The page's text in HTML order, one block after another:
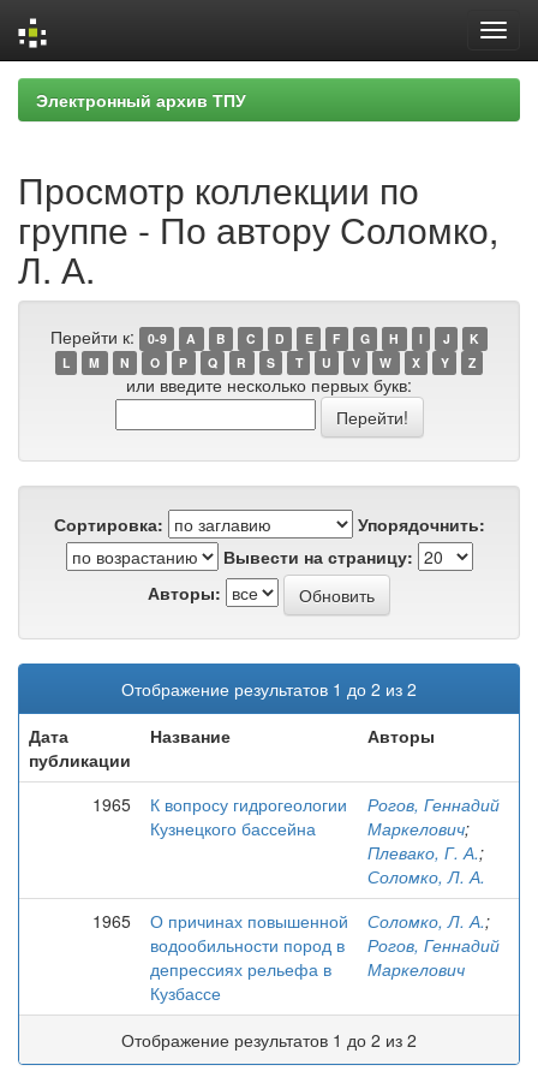
Skip
navigation
Электронный архив ТПУ
Просмотр коллекции по
группе - По автору Соломко,
Л. А.
Перейти к: 0-9 A B C D E F G H I J
K
L
M N O P Q R S T U V W X Y Z
или введите несколько первых букв:
Сортировка:
Упорядочнить:
Вывести на страницу:
Авторы:
Отображение результатов 1 до 2 из 2
Дата
публикации
Название Авторы
1965
К вопросу гидрогеологии
Кузнецкого бассейна
Рогов, Геннадий
Маркелович;
Плевако, Г. А.;
Соломко, Л. А.
1965
О причинах повышенной
водообильности пород в
депрессиях рельефа в
Кузбассе
Соломко, Л. А.;
Рогов, Геннадий
Маркелович
Отображение результатов 1 до 2 из 2